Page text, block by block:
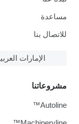
مساعدة
للاتصال بنا
الإمارات
مشروعاتنا
Autoline™